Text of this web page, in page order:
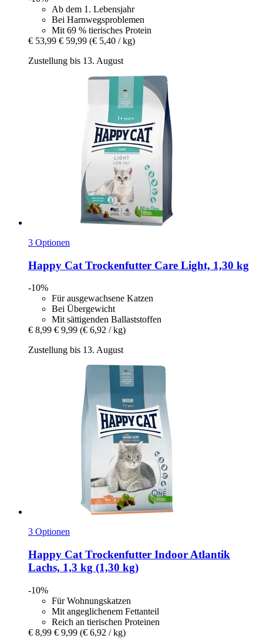
Ab dem 1. Lebensjahr
Bei Harnwegsproblemen
Mit 69 % tierisches Protein
€ 53,99 € 59,99 (€ 5,40 / kg)
Zustellung bis 13. August
3 Optionen
Happy Cat Trockenfutter Care Light, 1,30 kg
-10%
Für ausgewachsene Katzen
Bei Übergewicht
Mit sättigenden Ballaststoffen
€ 8,99 € 9,99 (€ 6,92 / kg)
Zustellung bis 13. August
3 Optionen
Happy Cat Trockenfutter Indoor Atlantik
Lachs, 1,3 kg (1,30 kg)
-10%
Für Wohnungskatzen
Mit angeglichenem Fettanteil
Reich an tierischen Proteinen
€ 8,99 € 9,99 (€ 6,92 / kg)